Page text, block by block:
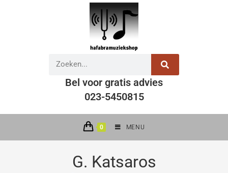
Bel voor gratis advies
023-5450815
0 MENU
G. Katsaros